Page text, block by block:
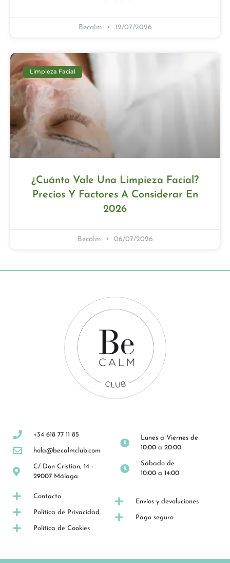
Becalm 12/07/2026
Limpieza Facial
¿Cuánto Vale Una Limpieza Facial?
Precios Y Factores A Considerar En
2026
Becalm 06/07/2026
+34 618 77 11 85
hola@becalmclub.com
C/ Don Cristian, 14 -
29007 Málaga
Lunes a Viernes de
10:00 a 20:00
Sábado de
10:00 a 14:00
Contacto
Política de Privacidad
Política de Cookies
Envíos y devoluciones
Pago seguro